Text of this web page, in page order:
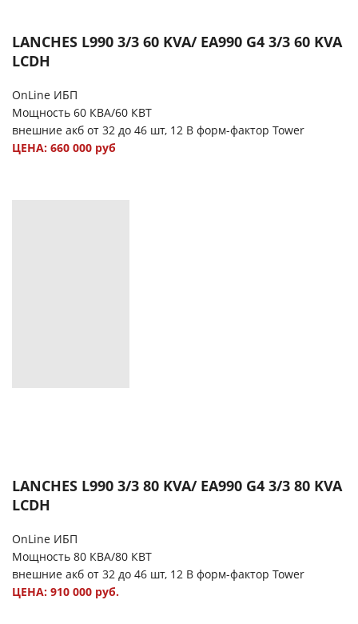
LANCHES L990 3/3 60 KVA/ EA990 G4 3/3 60 KVA
LCDH
OnLine ИБП
Мощность 60 КВА/60 КВТ
внешние акб от 32 до 46 шт, 12 В форм-фактор Tower
ЦЕНА: 660 000 руб
LANCHES L990 3/3 80 KVA/ EA990 G4 3/3 80 KVA
LCDH
OnLine ИБП
Мощность 80 КВА/80 КВТ
внешние акб от 32 до 46 шт, 12 В форм-фактор Tower
ЦЕНА: 910 000 руб.